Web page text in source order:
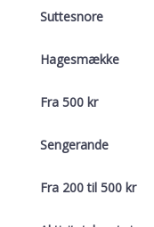
Suttesnore
Hagesmække
Fra 500 kr
Sengerande
Fra 200 til 500 kr